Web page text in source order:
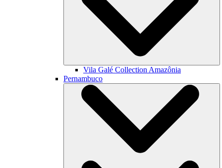
Vila Galé Collection Amazônia
Pernambuco